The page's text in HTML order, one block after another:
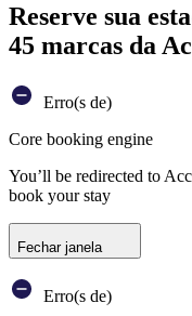
Reserve sua
45 marcas da
Erro(s de)
Core booking engine
You’ll be redirected to
book your stay
Fechar janela
Erro(s de)